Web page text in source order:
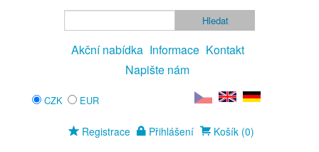
Akční nabídka Informace Kontakt
Napište nám
CZK EUR
Registrace Přihlášení Košík (0)